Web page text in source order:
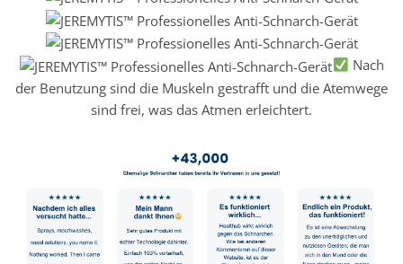
Nach
der Benutzung sind die Muskeln gestrafft und die Atemwege
sind frei, was das Atmen erleichtert.